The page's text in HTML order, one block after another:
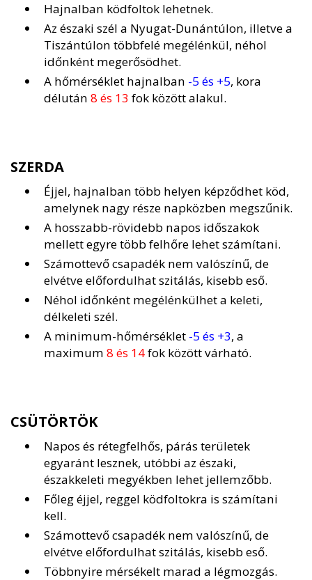
Hajnalban ködfoltok lehetnek.
Az északi szél a Nyugat-Dunántúlon, illetve a
Tiszántúlon többfelé megélénkül, néhol
időnként megerősödhet.
A hőmérséklet hajnalban -5 és +5, kora
délután 8 és 13 fok között alakul.
SZERDA
Éjjel, hajnalban több helyen képződhet köd,
amelynek nagy része napközben megszűnik.
A hosszabb-rövidebb napos időszakok
mellett egyre több felhőre lehet számítani.
Számottevő csapadék nem valószínű, de
elvétve előfordulhat szitálás, kisebb eső.
Néhol időnként megélénkülhet a keleti,
délkeleti szél.
A minimum-hőmérséklet -5 és +3, a
maximum 8 és 14fok között várható.
CSÜTÖRTÖK
Napos és rétegfelhős, párás területek
egyaránt lesznek, utóbbi az északi,
északkeleti megyékben lehet jellemzőbb.
Főleg éjjel, reggel ködfoltokra is számítani
kell.
Számottevő csapadék nem valószínű, de
elvétve előfordulhat szitálás, kisebb eső.
Többnyire mérsékelt marad a légmozgás.